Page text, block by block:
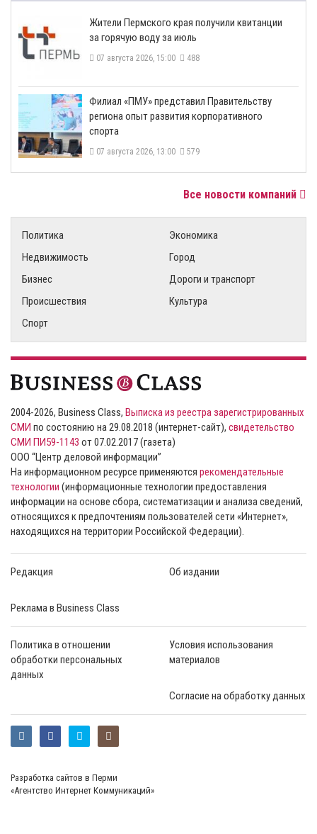
​Жители Пермского края получили квитанции
за горячую воду за июль
07 августа 2026, 15:00 488
​Филиал «ПМУ» представил Правительству
региона опыт развития корпоративного
спорта
07 августа 2026, 13:00 579
Все новости компаний
Политика
Экономика
Недвижимость
Город
Бизнес
Дороги и транспорт
Происшествия
Культура
Спорт
2004-2026, Business Class, Выписка из реестра зарегистрированных
СМИ по состоянию на 29.08.2018 (интернет-сайт), свидетельство
СМИ ПИ59-1143 от 07.02.2017 (газета)
ООО “Центр деловой информации”
На информационном ресурсе применяются рекомендательные
технологии (информационные технологии предоставления
информации на основе сбора, систематизации и анализа сведений,
относящихся к предпочтениям пользователей сети «Интернет»,
находящихся на территории Российской Федерации).
Редакция Об издании
Реклама в Business Class
Политика в отношении
обработки персональных
данных
Условия использования
материалов
Согласие на обработку данных
Разработка сайтов в Перми
«Агентство Интернет Коммуникаций»